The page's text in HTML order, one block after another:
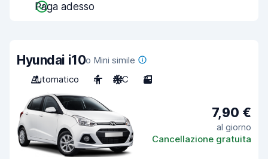
Paga adesso
Hyundai i10o Mini simile
Automatico
4 A/C 3
7,90 €
al giorno
Cancellazione gratuita